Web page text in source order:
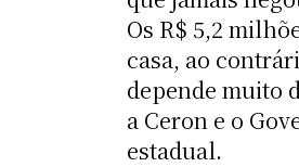
Os R$ 5,2
casa, ao
depende muito
a Ceron e o
estadual.